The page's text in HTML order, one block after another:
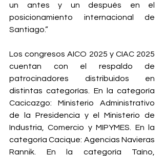
un antes y un después en el
posicionamiento internacional de
Santiago.”
Los congresos AICO 2025 y CIAC 2025
cuentan con el respaldo de
patrocinadores distribuidos en
distintas categorías. En la categoría
Cacicazgo: Ministerio Administrativo
de la Presidencia y el Ministerio de
Industria, Comercio y MIPYMES. En la
categoría Cacique: Agencias Navieras
Rannik. En la categoría Taíno,